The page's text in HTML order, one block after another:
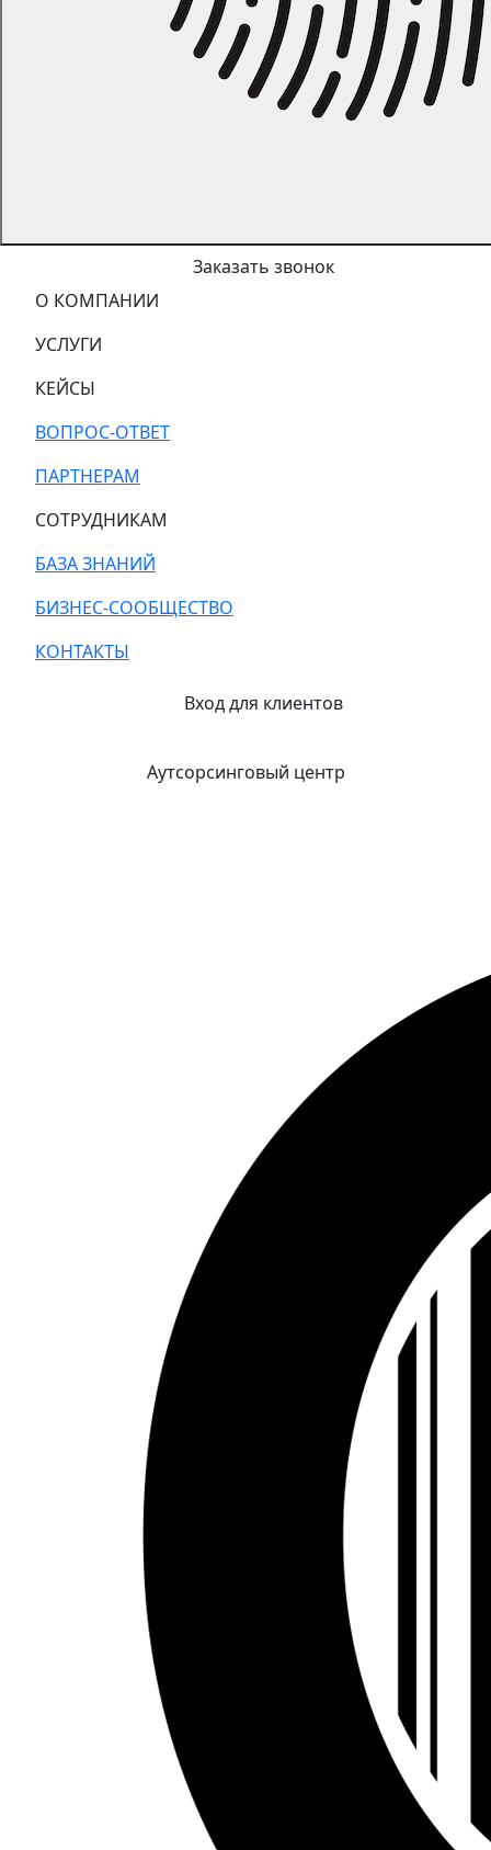
Заказать звонок
О КОМПАНИИ
УСЛУГИ
КЕЙСЫ
ВОПРОС-ОТВЕТ
ПАРТНЕРАМ
СОТРУДНИКАМ
БАЗА ЗНАНИЙ
БИЗНЕС-СООБЩЕСТВО
КОНТАКТЫ
Вход для клиентов
Аутсорсинговый центр